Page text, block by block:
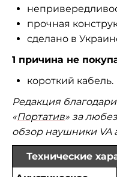
прочная
сделано в
1 причина не
короткий кабель.
Редакция
«Портатив» за
обзор наушники VA
Технические